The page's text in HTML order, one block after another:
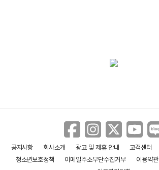
공지사항 회사소개 광고 및 제휴 안내 고객센터
청소년보호정책
이메일주소무단수집거부 이용약관